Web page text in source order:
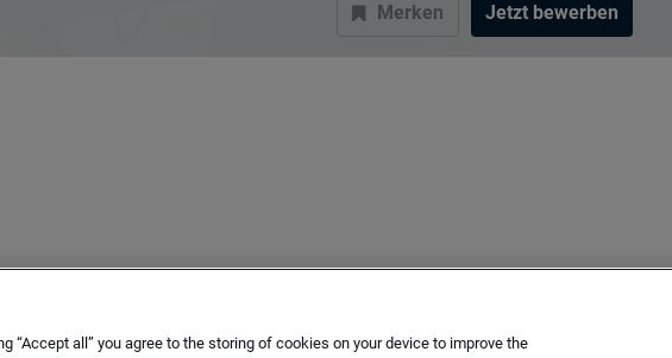
Merken Jetzt bewerben
“Accept all” you agree to the storing of cookies on your device to improve the